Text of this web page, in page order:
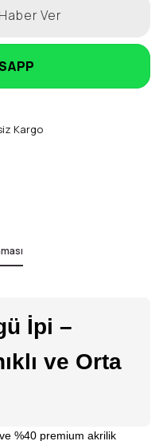
Ver
Kargo
İpi –
ve Orta
%40 premium akrilik